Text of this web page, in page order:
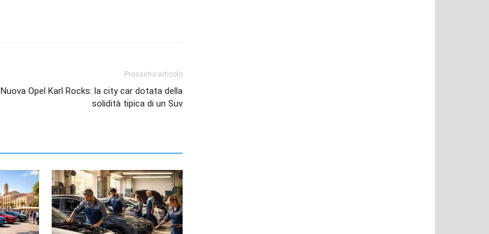
Prossimo articolo
Nuova Opel Karl Rocks: la city car dotata della
solidità tipica di un Suv